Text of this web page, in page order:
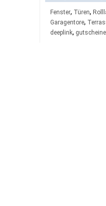
Fenster, Türen,
Garagentore,
deeplink, gutscheine